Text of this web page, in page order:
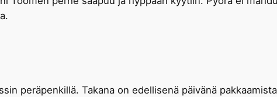
peräpenkillä. Takana on edellisenä päivänä